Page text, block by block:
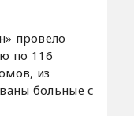
провело
по 116
из
больные с